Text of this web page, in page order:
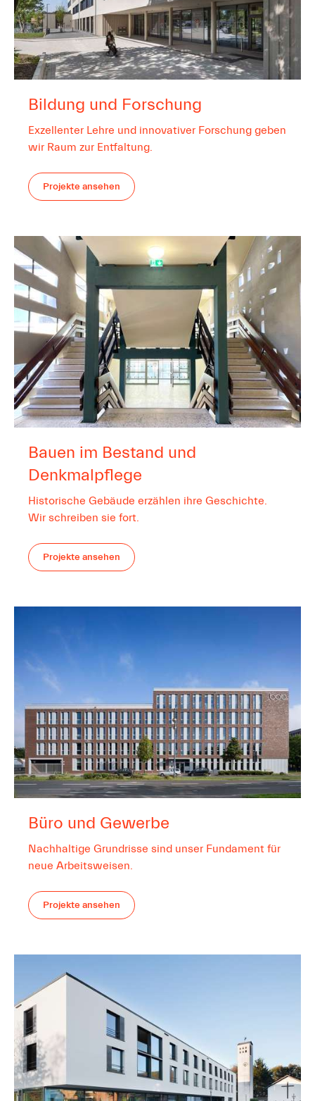
Bildung und Forschung
Exzellenter Lehre und innovativer Forschung geben
wir Raum zur Entfaltung.
Projekte ansehen
Bauen im Bestand und
Denkmalpflege
Historische Gebäude erzählen ihre Geschichte.
Wir schreiben sie fort.
Projekte ansehen
Büro und Gewerbe
Nachhaltige Grundrisse sind unser Fundament für
neue Arbeitsweisen.
Projekte ansehen